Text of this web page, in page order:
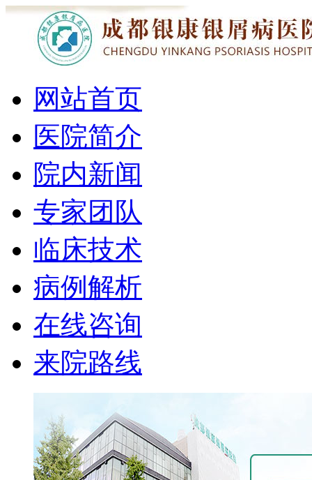
网站首页
医院简介
院内新闻
专家团队
临床技术
病例解析
在线咨询
来院路线